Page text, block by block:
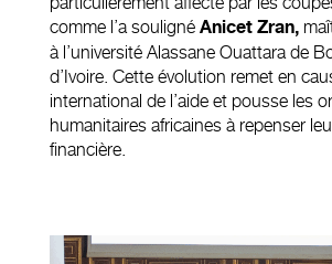
comme l’a souligné Anicet Zran,
à l’université Alassane Ouattara de
d’Ivoire. Cette évolution remet en
international de l’aide et pousse les
humanitaires africaines à repenser
financière.